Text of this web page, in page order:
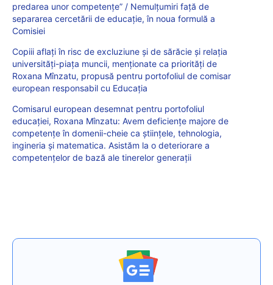
predarea unor competențe” / Nemulțumiri față de
separarea cercetării de educație, în noua formulă a
Comisiei
Copiii aflați în risc de excluziune și de sărăcie și relația
universități-piața muncii, menționate ca priorități de
Roxana Mînzatu, propusă pentru portofoliul de comisar
european responsabil cu Educația
Comisarul european desemnat pentru portofoliul
educației, Roxana Mînzatu: Avem deficiențe majore de
competențe în domenii-cheie ca științele, tehnologia,
ingineria și matematica. Asistăm la o deteriorare a
competențelor de bază ale tinerelor generații